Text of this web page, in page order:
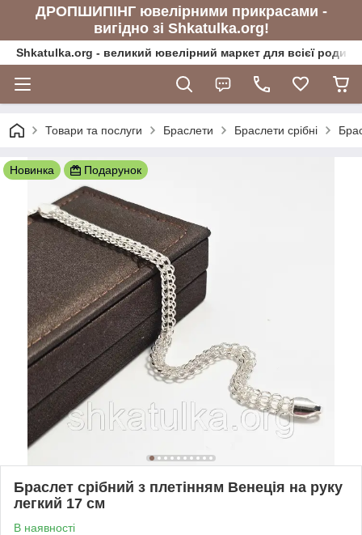
ДРОПШИПІНГ ювелірними прикрасами -
вигідно зі Shkatulka.org!
Shkatulka.org - великий ювелірний маркет для всієї
Товари та послуги Браслети Браслети срібні
Новинка Подарунок
Браслет срібний з плетінням Венеція на руку
легкий 17 см
В наявності